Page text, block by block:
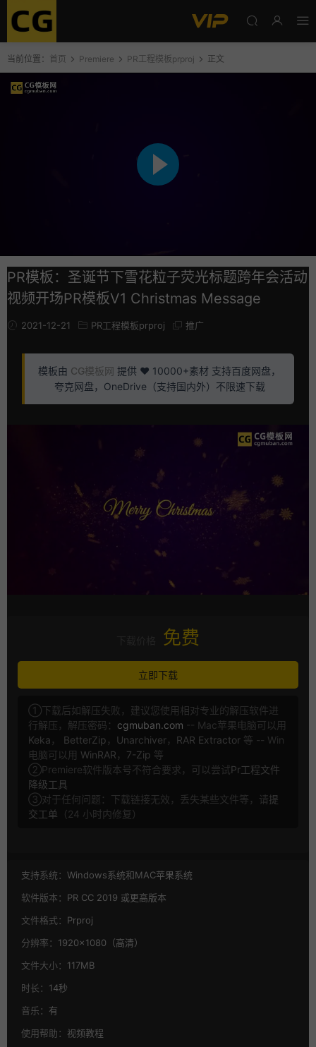
当前位置： 首页 Premiere PR工程模板prproj 正文
PR模板：圣诞节下雪花粒子荧光标题跨年会活动
视频开场PR模板V1 Christmas Message
2021-12-21 PR工程模板prproj 推广
模板由 CG模板网 提供 ❤️ 10000+素材 支持百度网盘，
夸克网盘，OneDrive（支持国内外）不限速下载
免费
立即下载
①下载后如解压失败，建议您使用相对专业的解压软件进
行解压，解压密码： cgmuban.com -- Mac苹果电脑可以用
Keka ， BetterZip ， Unarchiver， RAR Extractor 等 -- Win
电脑可以用 WinRAR ， 7-Zip 等
②Premiere软件版本号不符合要求，可以尝试Pr工程文件
降级工具
③对于任何问题：下载链接无效，丢失某些文件等，请提
交工单 （24 小时内修复）
支持系统： Windows系统和MAC苹果系统
软件版本： PR CC 2019 或更高版本
文件格式： Prproj
分辨率： 1920×1080（高清）
文件大小： 117MB
时长： 14秒
音乐： 有
使用帮助： 视频教程